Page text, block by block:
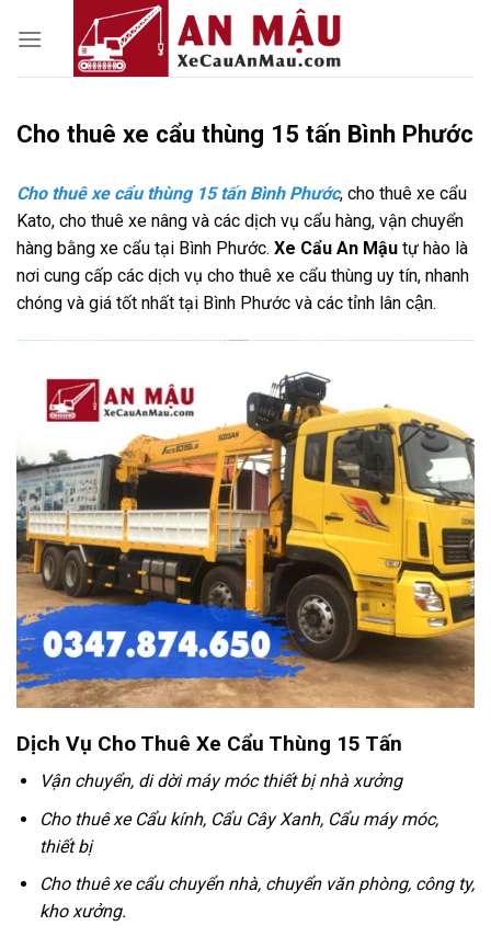
Cho thuê xe cẩu thùng 15 tấn Bình Phước
Cho thuê xe cẩu thùng 15 tấn Bình Phước, cho thuê xe cẩu
Kato, cho thuê xe nâng và các dịch vụ cẩu hàng, vận chuyển
hàng bằng xe cẩu tại Bình Phước. Xe Cẩu An Mậu tự hào là
nơi cung cấp các dịch vụ cho thuê xe cẩu thùng uy tín, nhanh
chóng và giá tốt nhất tại Bình Phước và các tỉnh lân cận.
Dịch Vụ Cho Thuê Xe Cẩu Thùng 15 Tấn
Vận chuyển, di dời máy móc thiết bị nhà xưởng
Cho thuê xe Cẩu kính, Cẩu Cây Xanh, Cẩu máy móc,
thiết bị
Cho thuê xe cẩu chuyển nhà, chuyển văn phòng, công ty,
kho xưởng.